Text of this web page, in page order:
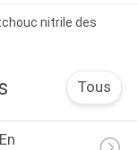
nitrile des
Tous